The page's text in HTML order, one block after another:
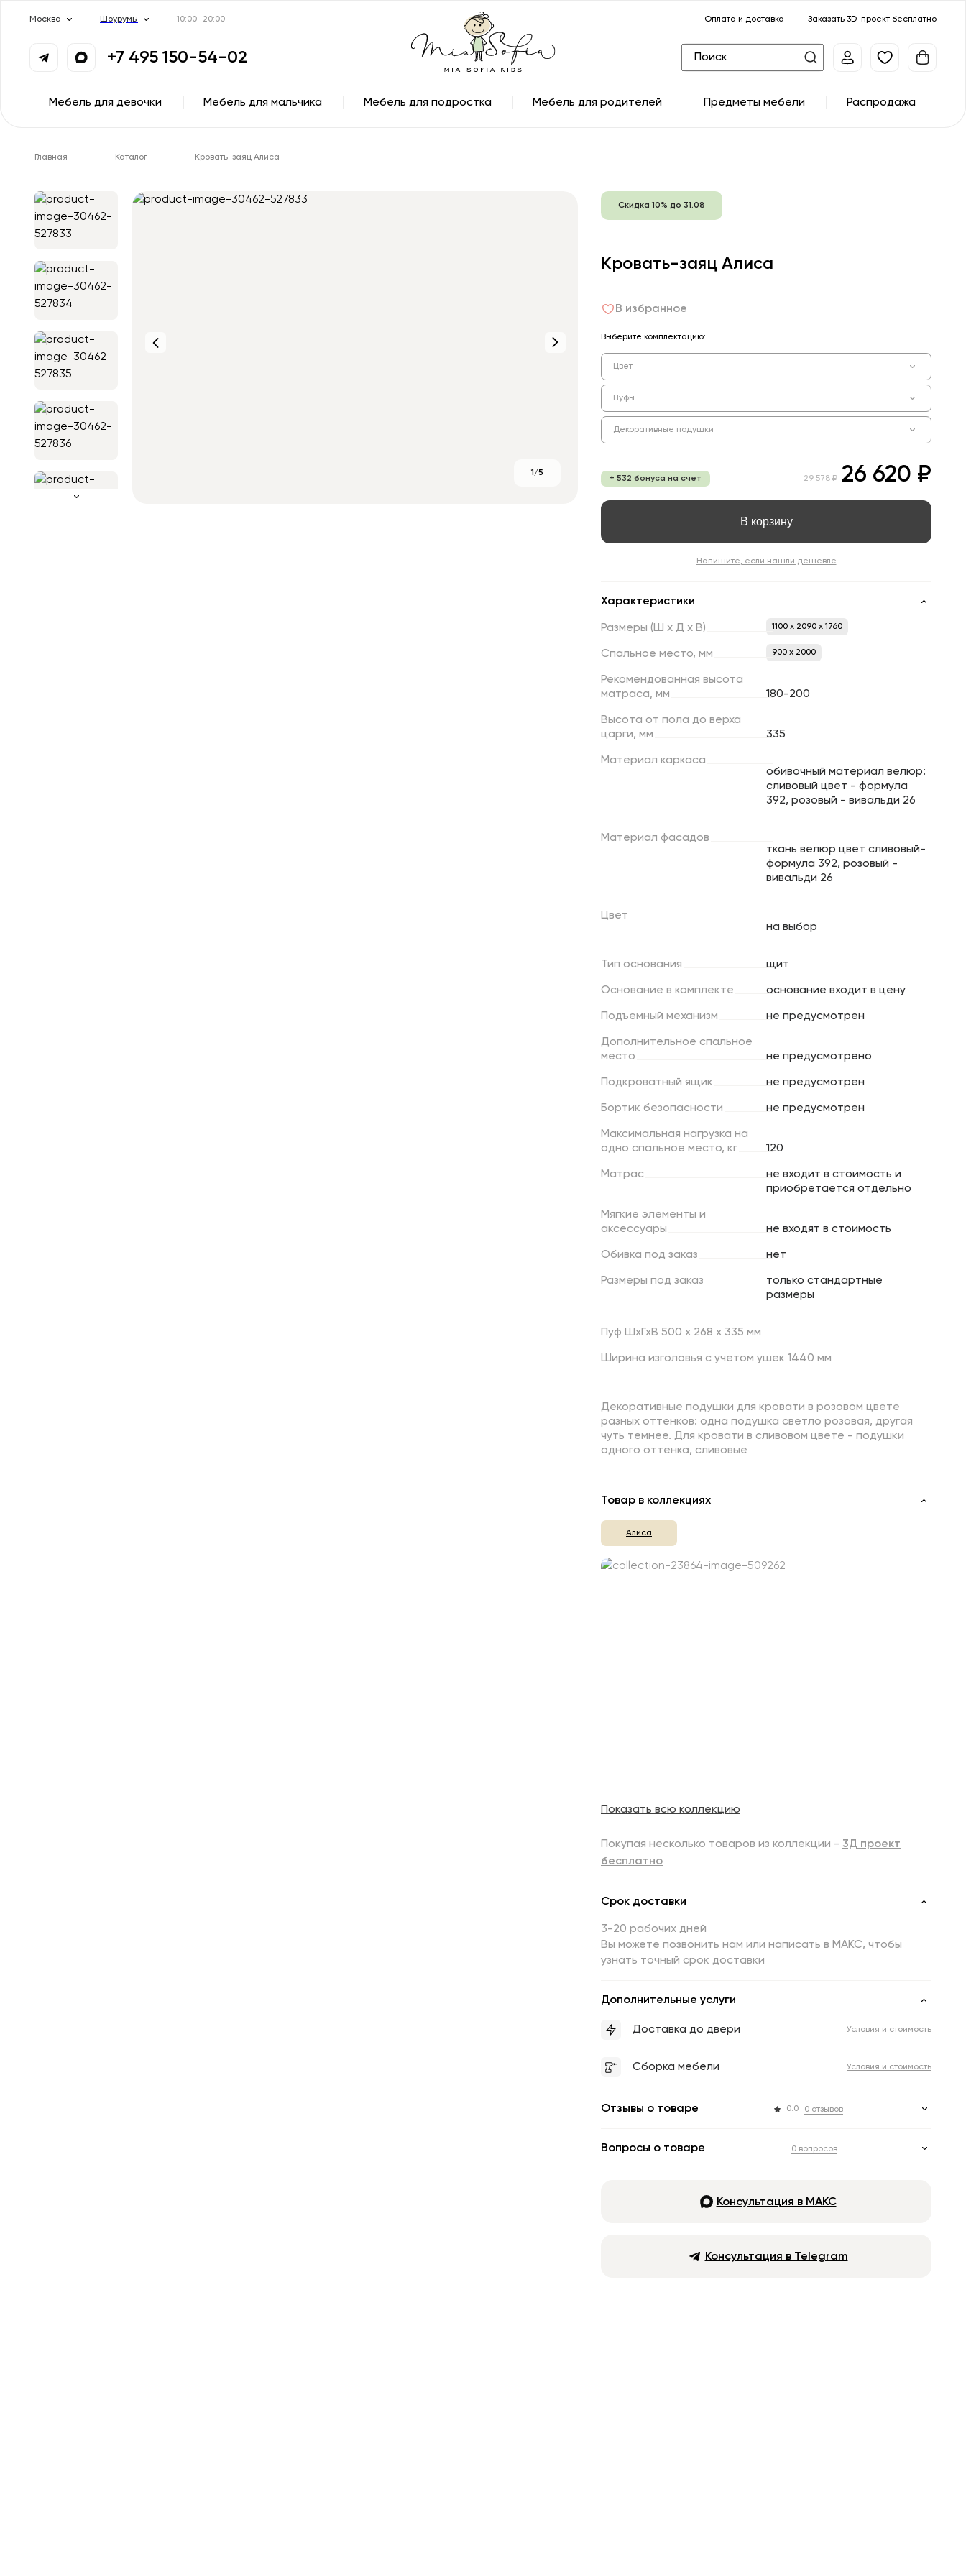
Москва Шоурумы 10:00–20:00 Оплата и доставка Заказать 3D-проект бесплатно
+7 495 150-54-02
Мебель для девочки Мебель для мальчика Мебель для подростка Мебель для родителей Предметы мебели Распродажа
Главная Каталог Кровать-заяц Алиса
1/5
Скидка 10% до 31.08
Кровать-заяц Алиса
В избранное
Выберите комплектацию:
Цвет
Пуфы
Декоративные подушки
+ 532 бонуса на счет 29 578 ₽ 26 620 ₽
В корзину
Напишите, если нашли дешевле
Характеристики
Размеры (Ш х Д х В) 1100 x 2090 x 1760
Спальное место, мм 900 х 2000
Рекомендованная высота
матраса, мм 180-200
Высота от пола до верха
царги, мм 335
Материал каркаса
обивочный материал велюр:
сливовый цвет - формула
392, розовый - вивальди 26
Материал фасадов
ткань велюр цвет сливовый-
формула 392, розовый -
вивальди 26
Цвет
на выбор
Тип основания щит
Основание в комплекте основание входит в цену
Подъемный механизм не предусмотрен
Дополнительное спальное
место
не предусмотрено
Подкроватный ящик не предусмотрен
Бортик безопасности не предусмотрен
Максимальная нагрузка на
одно спальное место, кг 120
Матрас
не входит в стоимость и
приобретается отдельно
Мягкие элементы и
аксессуары
не входят в стоимость
Обивка под заказ нет
Размеры под заказ
только стандартные
размеры
Пуф ШхГхВ 500 х 268 х 335 мм
Ширина изголовья с учетом ушек 1440 мм
Декоративные подушки для кровати в розовом цвете
разных оттенков: одна подушка светло розовая, другая
чуть темнее. Для кровати в сливовом цвете - подушки
одного оттенка, сливовые
Товар в коллекциях
Алиса
Показать всю коллекцию
Покупая несколько товаров из коллекции - 3Д проект
бесплатно
Срок доставки
3-20 рабочих дней
Вы можете позвонить нам или написать в МАКС, чтобы
узнать точный срок доставки
Дополнительные услуги
Доставка до двери Условия и стоимость
Сборка мебели Условия и стоимость
Отзывы о товаре 0.0 0 отзывов
Вопросы о товаре 0 вопросов
Консультация в МАКС
Консультация в Telegram